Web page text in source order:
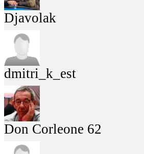
Djavolak
dmitri_k_est
Don Corleone 62